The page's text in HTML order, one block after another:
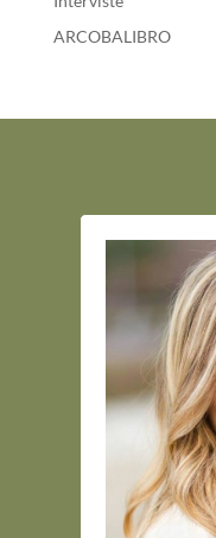
ARCOBALIBRO